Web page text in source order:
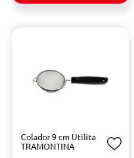
Colador 9 cm Utilita
TRAMONTINA